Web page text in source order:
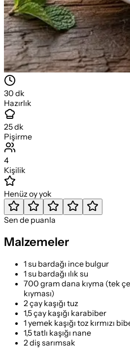
30 dk
Hazırlık
25dk
Pişirme
4
Kişilik
Henüz oy yok
Sen de puanla
Malzemeler
1 su bardağı ince bulgur
1 su bardağı ılık su
700 gram dana kıyma (tek
kıyması)
2 çay kaşığı tuz
1,5 çay kaşığı karabiber
1 yemek kaşığı toz kırmızı
1,5 tatlı kaşığı nane
2 diş sarımsak